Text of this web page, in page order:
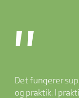
"
Det fungerer
og praktik. I